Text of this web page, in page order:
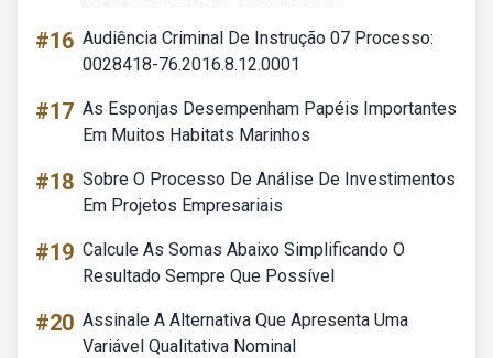
#16 Audiência Criminal De Instrução 07 Processo:
0028418-76.2016.8.12.0001
#17 As Esponjas Desempenham Papéis Importantes
Em Muitos Habitats Marinhos
#18 Sobre O Processo De Análise De Investimentos
Em Projetos Empresariais
#19 Calcule As Somas Abaixo Simplificando O
Resultado Sempre Que Possível
#20 Assinale A Alternativa Que Apresenta Uma
Variável Qualitativa Nominal